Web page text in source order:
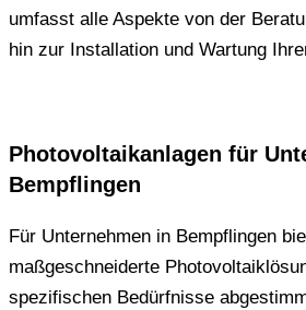
umfasst alle Aspekte von der
hin zur Installation und Wartung
Photovoltaikanlagen für
Bempflingen
Für Unternehmen in Bempflingen
maßgeschneiderte
spezifischen Bedürfnisse